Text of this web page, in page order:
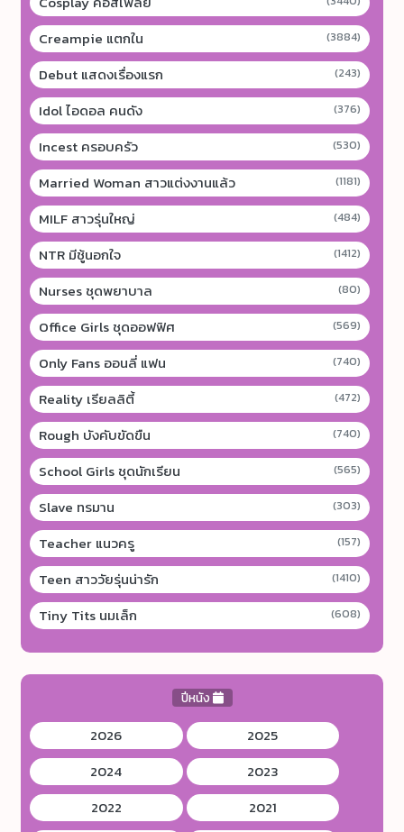
Creampie แตกใน (3884)
Debut แสดงเรื่องแรก (243)
Idol ไอดอล คนดัง (376)
Incest ครอบครัว (530)
Married Woman สาวแต่งงานแล้ว (1181)
MILF สาวรุ่นใหญ่ (484)
NTR มีชู้นอกใจ (1412)
Nurses ชุดพยาบาล (80)
Office Girls ชุดออฟฟิศ (569)
Only Fans ออนลี่ แฟน (740)
Reality เรียลลิตี้ (472)
Rough บังคับขัดขืน (740)
School Girls ชุดนักเรียน (565)
Slave ทรมาน (303)
Teacher แนวครู (157)
Teen สาววัยรุ่นน่ารัก (1410)
Tiny Tits นมเล็ก (608)
ปีหนัง
2026
2025
2024
2023
2022
2021